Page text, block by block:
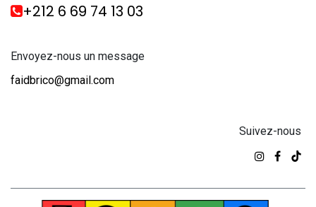
+212 6 69 74 13 03
Envoyez-nous un message
faidbrico@gmail.com
Suivez-nous